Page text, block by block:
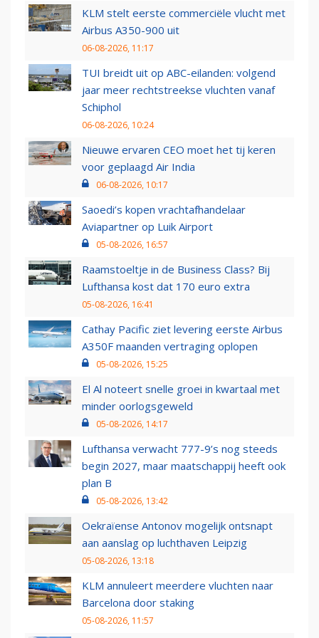
KLM stelt eerste commerciële vlucht met
Airbus A350-900 uit
06-08-2026, 11:17
TUI breidt uit op ABC-eilanden: volgend
jaar meer rechtstreekse vluchten vanaf
Schiphol
06-08-2026, 10:24
Nieuwe ervaren CEO moet het tij keren
voor geplaagd Air India
06-08-2026, 10:17
Saoedi’s kopen vrachtafhandelaar
Aviapartner op Luik Airport
05-08-2026, 16:57
Raamstoeltje in de Business Class? Bij
Lufthansa kost dat 170 euro extra
05-08-2026, 16:41
Cathay Pacific ziet levering eerste Airbus
A350F maanden vertraging oplopen
05-08-2026, 15:25
El Al noteert snelle groei in kwartaal met
minder oorlogsgeweld
05-08-2026, 14:17
Lufthansa verwacht 777-9’s nog steeds
begin 2027, maar maatschappij heeft ook
plan B
05-08-2026, 13:42
Oekraïense Antonov mogelijk ontsnapt
aan aanslag op luchthaven Leipzig
05-08-2026, 13:18
KLM annuleert meerdere vluchten naar
Barcelona door staking
05-08-2026, 11:57